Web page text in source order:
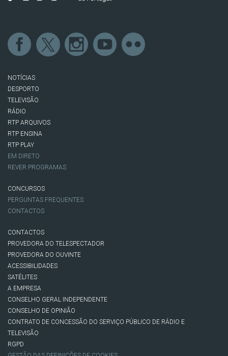
NOTÍCIAS
DESPORTO
TELEVISÃO
RÁDIO
RTP ARQUIVOS
RTP ENSINA
RTP PLAY
EM DIRETO
REVER PROGRAMAS
CONCURSOS
PERGUNTAS FREQUENTES
CONTACTOS
CONTACTOS
PROVEDORA DO TELESPECTADOR
PROVEDORA DO OUVINTE
ACESSIBILIDADES
SATÉLITES
A EMPRESA
CONSELHO GERAL INDEPENDENTE
CONSELHO DE OPINIÃO
CONTRATO DE CONCESSÃO DO SERVIÇO PÚBLICO DE RÁDIO E
TELEVISÃO
RGPD